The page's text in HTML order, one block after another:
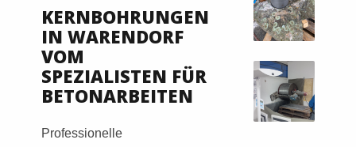
KERNBOHRUNGEN
IN WARENDORF
VOM
SPEZIALISTEN FÜR
BETONARBEITEN
Professionelle